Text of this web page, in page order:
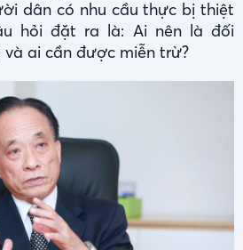
dân có nhu cầu thực bị thiệt
hỏi đặt ra là: Ai nên là đối
ai cần được miễn trừ?